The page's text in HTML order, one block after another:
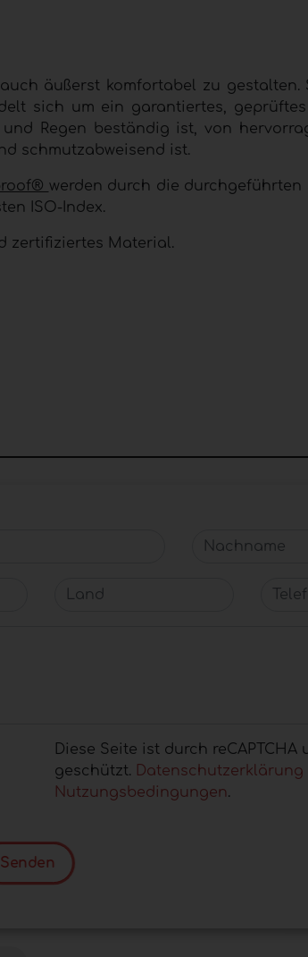
auch äußerst komfortabel zu gestalten.
sich um ein garantiertes, geprüftes
Regen beständig ist, von
schmutzabweisend ist.
werden durch die durchgeführten
ISO-Index.
zertifiziertes Material.
Nachname
Land
Diese Seite ist durch reCAPTCHA
geschützt. Datenschutzerklärung
Nutzungsbedingungen.
Senden